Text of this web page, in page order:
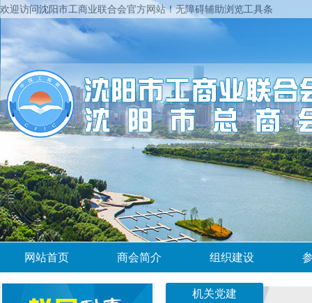
欢迎访问沈阳市工商业联合会官方网站！无障碍辅助浏览工具条
网站首页 商会简介 组织建设
机关党建